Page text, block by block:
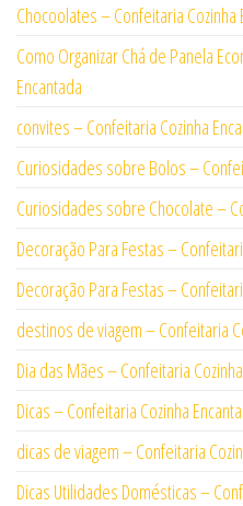
Chocoolates – Confeitaria Cozinha
Como Organizar Chá de Panela
Encantada
convites – Confeitaria Cozinha
Curiosidades sobre Bolos –
Curiosidades sobre Chocolate –
Decoração Para Festas –
Decoração Para Festas –
destinos de viagem – Confeitaria
Dia das Mães – Confeitaria
Dicas – Confeitaria Cozinha
dicas de viagem – Confeitaria
Dicas Utilidades Domésticas –